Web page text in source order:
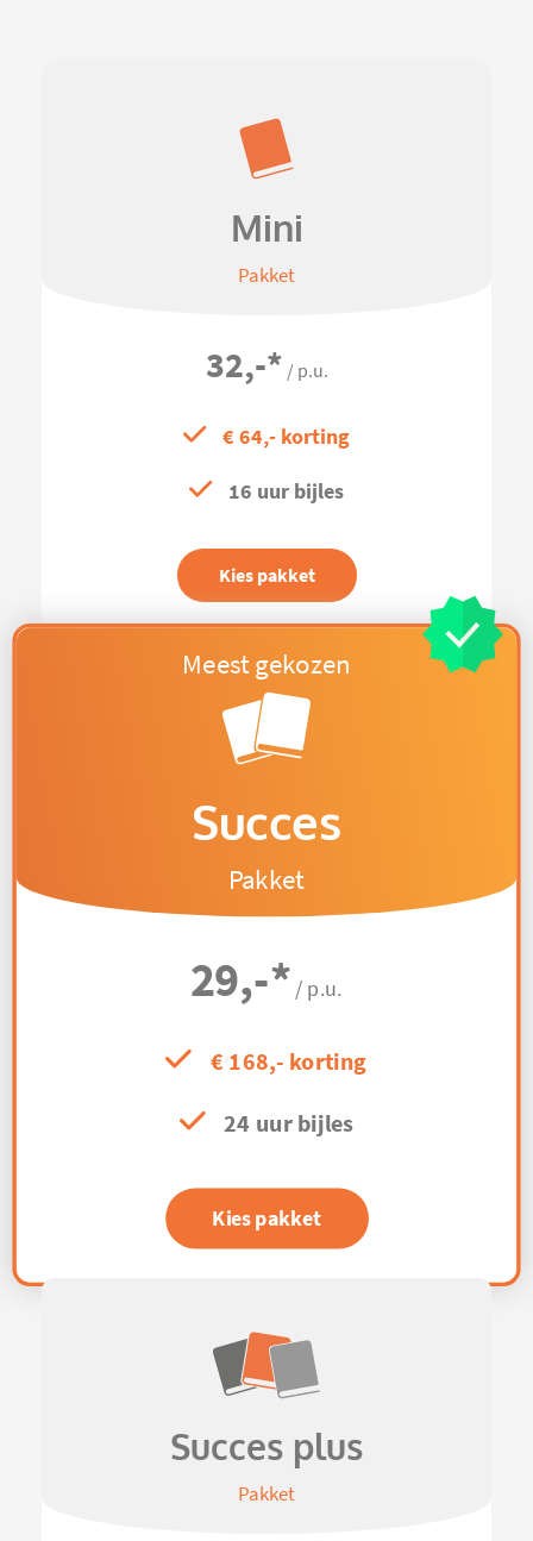
Mini
Pakket
32,-* / p.u.
€ 64,- korting
16 uur bijles
Kies pakket
Succes
Pakket
29,-* / p.u.
€ 168,- korting
24 uur bijles
Kies pakket
Succes plus
Pakket